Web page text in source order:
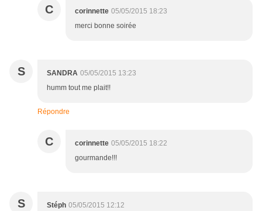
C corinnette 05/05/2015 18:23
merci bonne soirée
S SANDRA 05/05/2015 13:23
humm tout me plait!!
Répondre
C corinnette 05/05/2015 18:22
gourmande!!!
S Stéph 05/05/2015 12:12